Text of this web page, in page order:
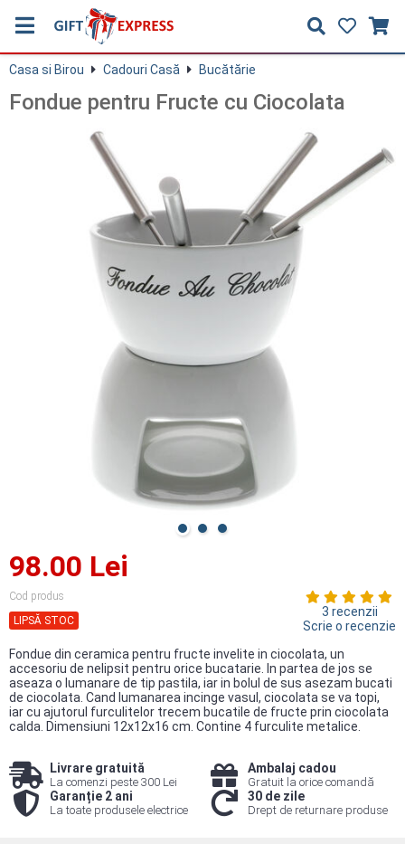
Casa si Birou Cadouri Casă Bucătărie
Fondue pentru Fructe cu Ciocolata
98.00 Lei
Cod produs
LIPSĂ STOC
3 recenzii
Scrie o recenzie
Fondue din ceramica pentru fructe invelite in ciocolata, un
accesoriu de nelipsit pentru orice bucatarie. In partea de jos se
aseaza o lumanare de tip pastila, iar in bolul de sus asezam bucati
de ciocolata. Cand lumanarea incinge vasul, ciocolata se va topi,
iar cu ajutorul furculitelor trecem bucatile de fructe prin ciocolata
calda. Dimensiuni 12x12x16 cm. Contine 4 furculite metalice.
Livrare gratuită
La comenzi peste 300 Lei
Ambalaj cadou
Gratuit la orice comandă
Garanție 2 ani
La toate produsele electrice
30 de zile
Drept de returnare produse